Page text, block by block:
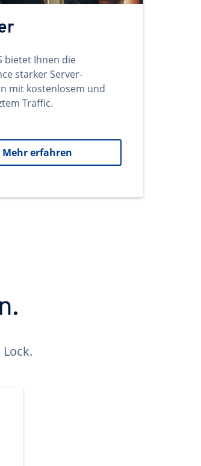
bietet Ihnen die
starker Server-
mit kostenlosem und
Traffic.
Mehr erfahren